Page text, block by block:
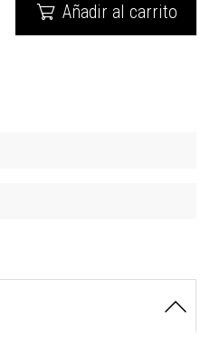
 Añadir al carrito